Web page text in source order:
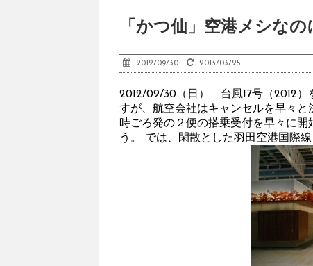
「かつ仙」空港メシな
2012/09/30 2013/03/25
2012/09/30（日） 台風17号（2012）
すが、航空会社はキャンセルを早々
時ごろ発の２便の搭乗受付を早々に
う。 では、閑散とした羽田空港国際